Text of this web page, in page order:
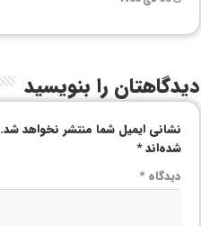
دیدگاهتان را بنویسید
نشانی ایمیل شما منتشر نخواهد شد.
شده‌اند*
دیدگاه*